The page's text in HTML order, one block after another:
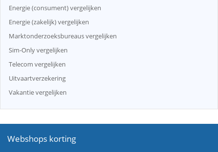
Energie (consument) vergelijken
Energie (zakelijk) vergelijken
Marktonderzoeksbureaus vergelijken
Sim-Only vergelijken
Telecom vergelijken
Uitvaartverzekering
Vakantie vergelijken
Webshops korting